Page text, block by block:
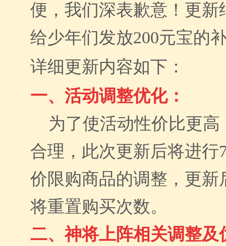
便，我们深表歉意！更新
给少年们发放200元宝的
详细更新内容如下：
一、 活动调整优化：
为了使活动性价比更
合理，此次更新后将进行
价限购商品的调整，更新
将重置购买次数。
二、神将上阵相关调整及